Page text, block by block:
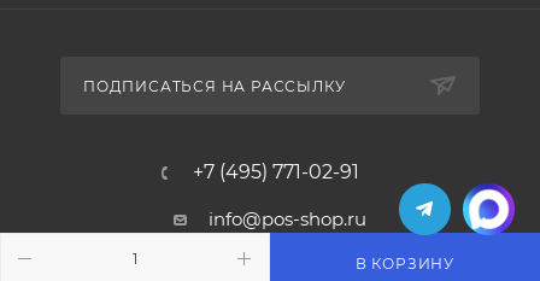
В КОРЗИНУ
ПОДПИСАТЬСЯ НА РАССЫЛКУ
+7 (495) 771-02-91
info@pos-shop.ru
Магазин Интелис торговое